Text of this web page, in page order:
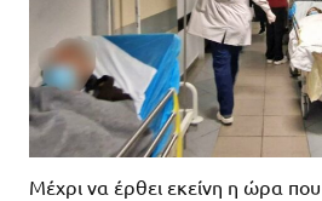
Μέχρι να έρθει εκείνη η ώρα